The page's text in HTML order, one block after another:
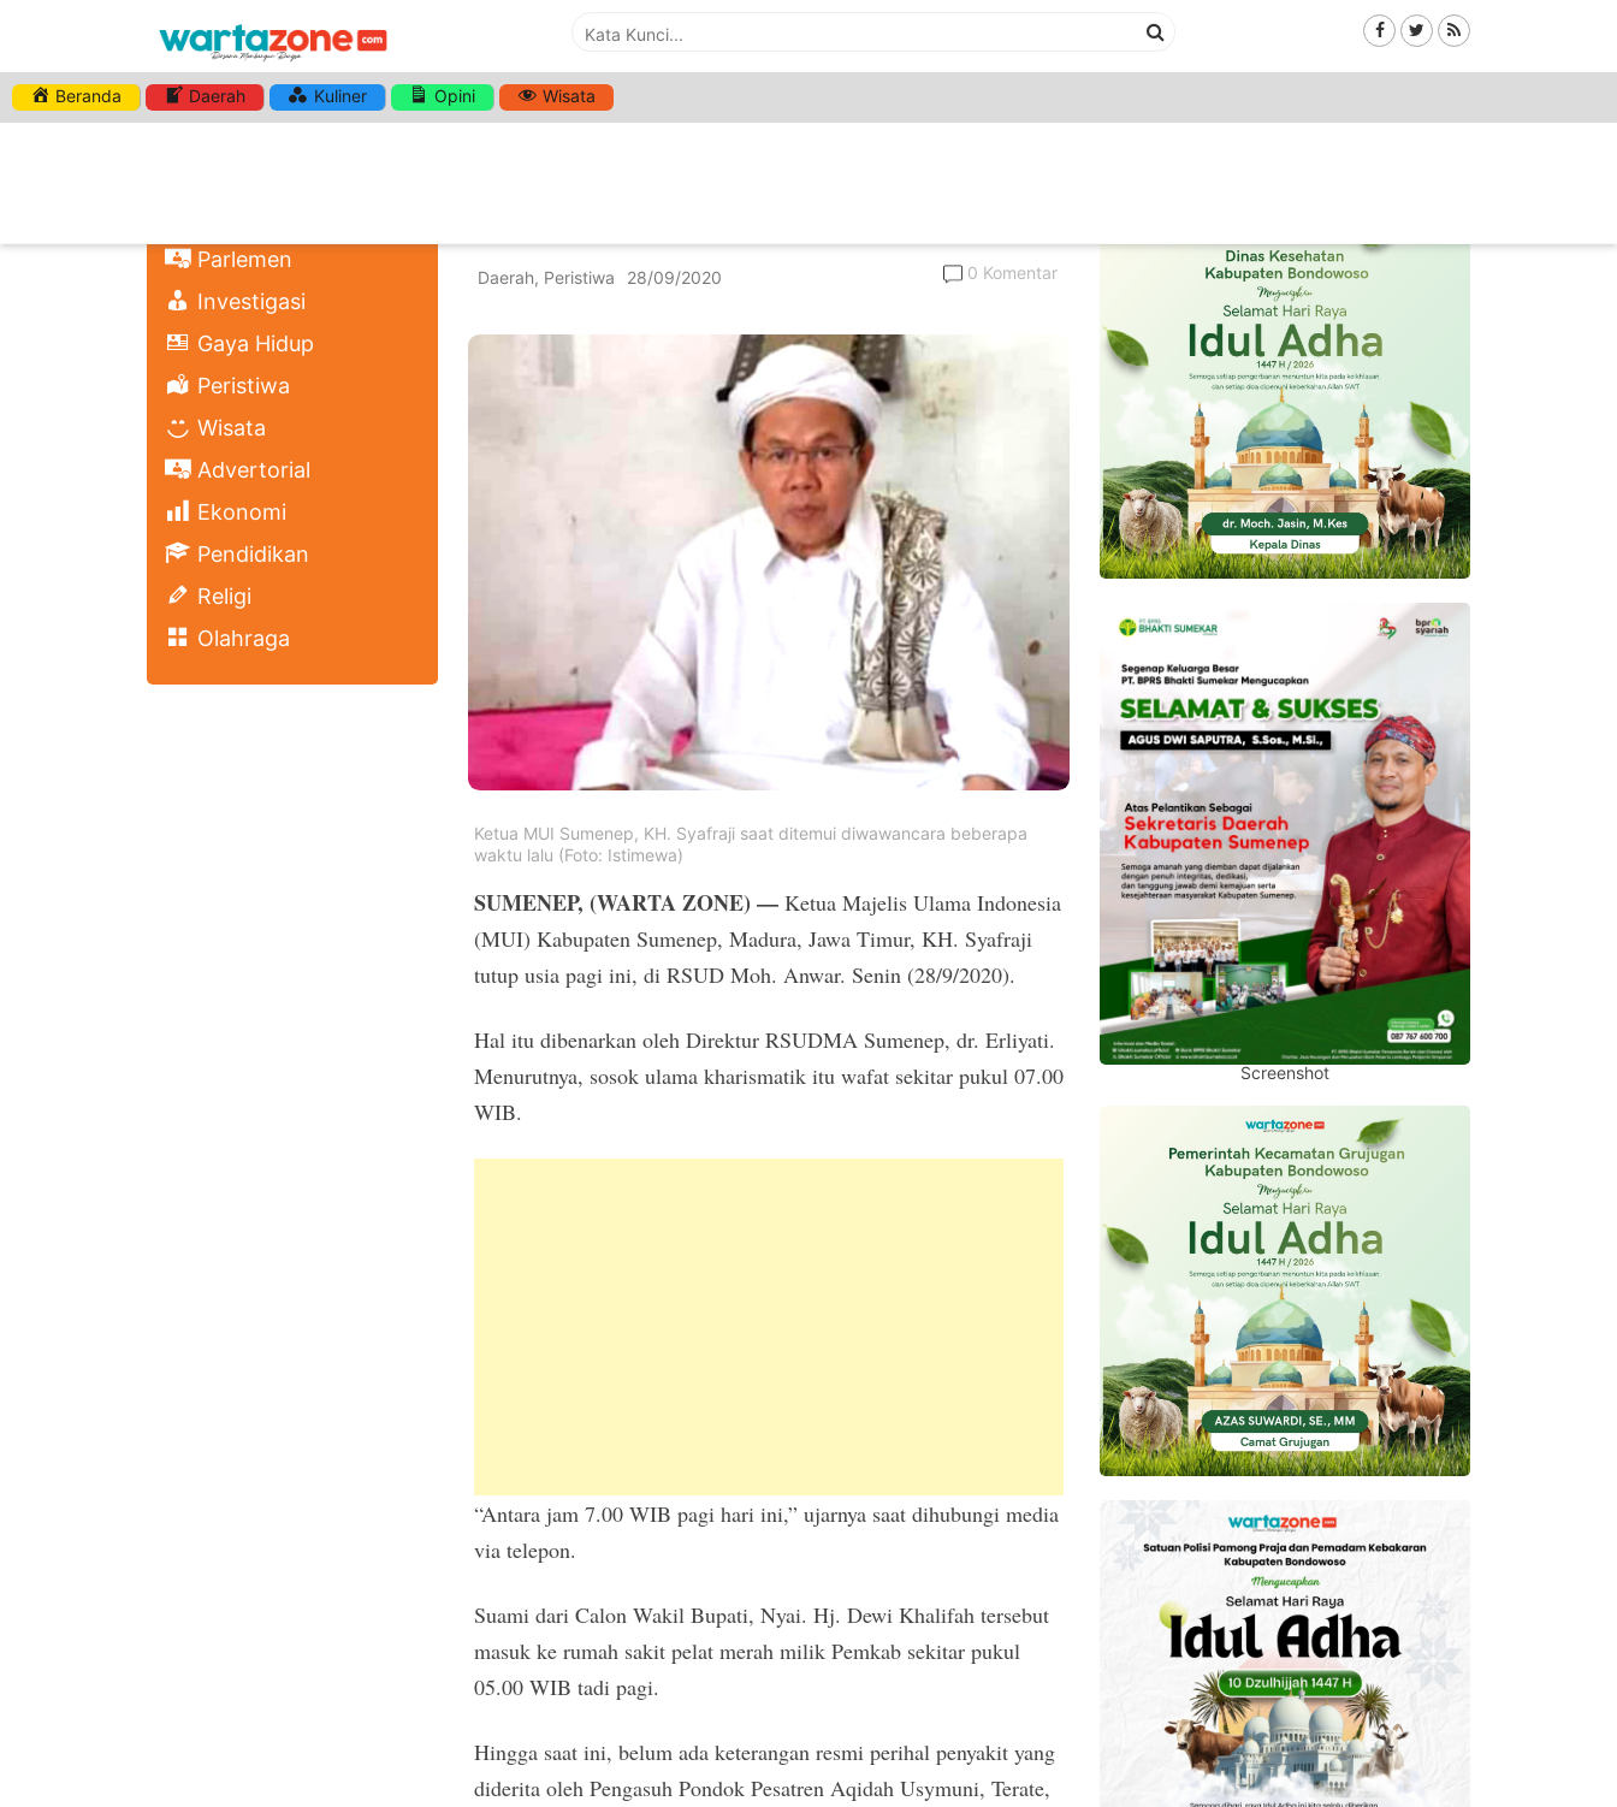
Beranda Daerah Kuliner Opini Wisata
Parlemen
Investigasi
Gaya Hidup
Peristiwa
Wisata
Advertorial
Ekonomi
Pendidikan
Religi
Olahraga
Home > Daerah
Daerah, Peristiwa 28/09/2020 0 Komentar
Ketua MUI Sumenep, KH. Syafraji saat ditemui diwawancara beberapa
waktu lalu (Foto: Istimewa)
SUMENEP, (WARTA ZONE) — Ketua Majelis Ulama Indonesia
(MUI) Kabupaten Sumenep, Madura, Jawa Timur, KH. Syafraji
tutup usia pagi ini, di RSUD Moh. Anwar. Senin (28/9/2020).
Hal itu dibenarkan oleh Direktur RSUDMA Sumenep, dr. Erliyati.
Menurutnya, sosok ulama kharismatik itu wafat sekitar pukul 07.00
WIB.
“Antara jam 7.00 WIB pagi hari ini,” ujarnya saat dihubungi media
via telepon.
Suami dari Calon Wakil Bupati, Nyai. Hj. Dewi Khalifah tersebut
masuk ke rumah sakit pelat merah milik Pemkab sekitar pukul
05.00 WIB tadi pagi.
Hingga saat ini, belum ada keterangan resmi perihal penyakit yang
diderita oleh Pengasuh Pondok Pesatren Aqidah Usymuni, Terate,
Screenshot